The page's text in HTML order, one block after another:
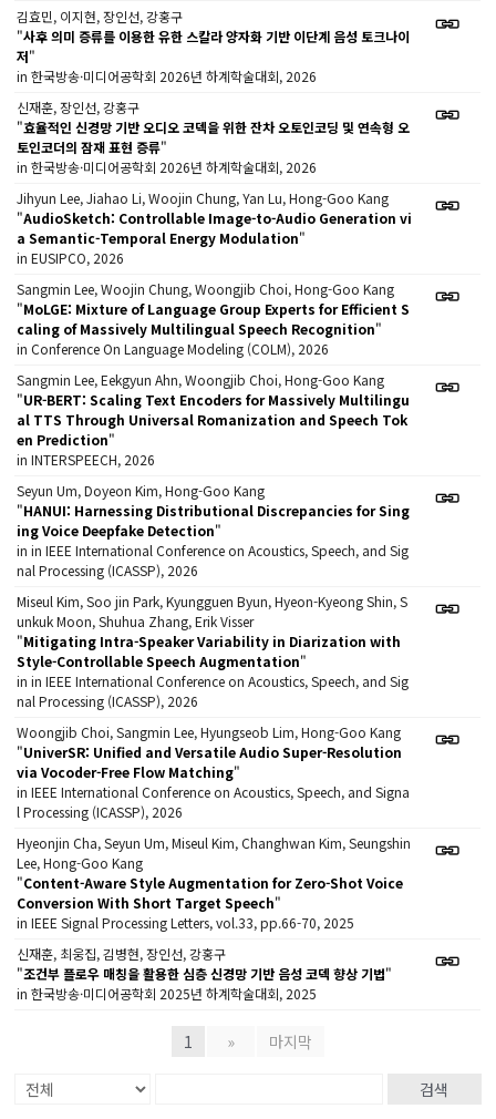
김효민, 이지현, 장인선, 강홍구
"사후 의미 증류를 이용한 유한 스칼라 양자화 기반 이단계 음성 토크나이
저"
in 한국방송·미디어공학회 2026년 하계학술대회, 2026
신재훈, 장인선, 강홍구
"효율적인 신경망 기반 오디오 코덱을 위한 잔차 오토인코딩 및 연속형 오
토인코더의 잠재 표현 증류"
in 한국방송·미디어공학회 2026년 하계학술대회, 2026
Jihyun Lee, Jiahao Li, Woojin Chung, Yan Lu, Hong-Goo Kang
"AudioSketch: Controllable Image-to-Audio Generation vi
a Semantic-Temporal Energy Modulation"
in EUSIPCO, 2026
Sangmin Lee, Woojin Chung, Woongjib Choi, Hong-Goo Kang
"MoLGE: Mixture of Language Group Experts for Efficient S
caling of Massively Multilingual Speech Recognition"
in Conference On Language Modeling (COLM), 2026
Sangmin Lee, Eekgyun Ahn, Woongjib Choi, Hong-Goo Kang
"UR-BERT: Scaling Text Encoders for Massively Multilingu
al TTS Through Universal Romanization and Speech Tok
en Prediction"
in INTERSPEECH, 2026
Seyun Um, Doyeon Kim, Hong-Goo Kang
"HANUI: Harnessing Distributional Discrepancies for Sing
ing Voice Deepfake Detection"
in in IEEE International Conference on Acoustics, Speech, and Sig
nal Processing (ICASSP), 2026
Miseul Kim, Soo jin Park, Kyungguen Byun, Hyeon-Kyeong Shin, S
unkuk Moon, Shuhua Zhang, Erik Visser
"Mitigating Intra-Speaker Variability in Diarization with
Style-Controllable Speech Augmentation"
in in IEEE International Conference on Acoustics, Speech, and Sig
nal Processing (ICASSP), 2026
Woongjib Choi, Sangmin Lee, Hyungseob Lim, Hong-Goo Kang
"UniverSR: Unified and Versatile Audio Super-Resolution
via Vocoder-Free Flow Matching"
in IEEE International Conference on Acoustics, Speech, and Signa
l Processing (ICASSP), 2026
Hyeonjin Cha, Seyun Um, Miseul Kim, Changhwan Kim, Seungshin
Lee, Hong-Goo Kang
"Content-Aware Style Augmentation for Zero-Shot Voice
Conversion With Short Target Speech"
in IEEE Signal Processing Letters, vol.33, pp.66-70, 2025
신재훈, 최웅집, 김병현, 장인선, 강홍구
"조건부 플로우 매칭을 활용한 심층 신경망 기반 음성 코덱 향상 기법"
in 한국방송·미디어공학회 2025년 하계학술대회, 2025
1 » 마지막
검색